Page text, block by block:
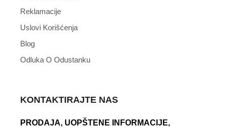
Reklamacije
Uslovi Korišćenja
Blog
Odluka O Odustanku
KONTAKTIRAJTE NAS
PRODAJA, UOPŠTENE INFORMACIJE,